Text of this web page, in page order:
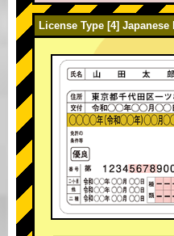
License Type [4]